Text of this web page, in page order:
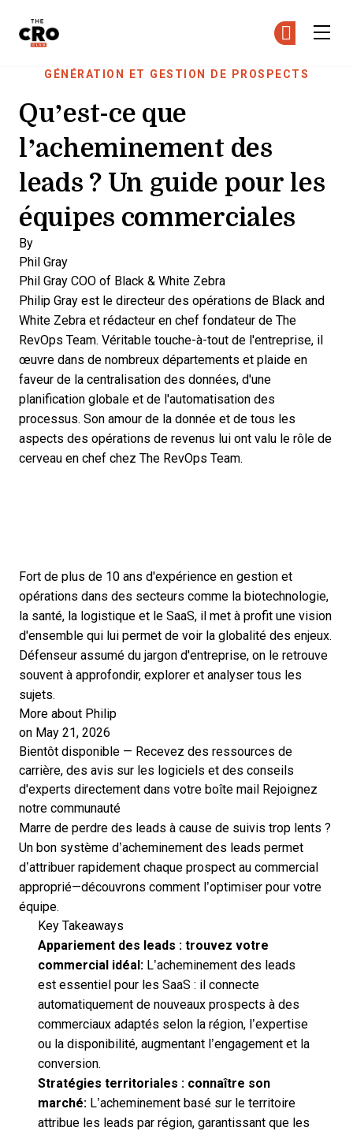
Skip to main content
GÉNÉRATION ET GESTION DE PROSPECTS
Qu’est-ce que
l’acheminement des
leads ? Un guide pour les
équipes commerciales
By
Phil Gray
Phil Gray COO of Black & White Zebra
Philip Gray est le directeur des opérations de Black and
White Zebra et rédacteur en chef fondateur de The
RevOps Team. Véritable touche-à-tout de l'entreprise, il
œuvre dans de nombreux départements et plaide en
faveur de la centralisation des données, d'une
planification globale et de l'automatisation des
processus. Son amour de la donnée et de tous les
aspects des opérations de revenus lui ont valu le rôle de
cerveau en chef chez The RevOps Team.
Fort de plus de 10 ans d'expérience en gestion et
opérations dans des secteurs comme la biotechnologie,
la santé, la logistique et le SaaS, il met à profit une vision
d'ensemble qui lui permet de voir la globalité des enjeux.
Défenseur assumé du jargon d'entreprise, on le retrouve
souvent à approfondir, explorer et analyser tous les
sujets.
More about Philip
on May 21, 2026
Bientôt disponible — Recevez des ressources de
carrière, des avis sur les logiciels et des conseils
d'experts directement dans votre boîte mail
Rejoignez
notre communauté
Marre de perdre des leads à cause de suivis trop lents ?
Un bon système d’acheminement des leads permet
d’attribuer rapidement chaque prospect au commercial
approprié—découvrons comment l’optimiser pour votre
équipe.
Key Takeaways
Appariement des leads : trouvez votre
commercial idéal: L’acheminement des leads
est essentiel pour les SaaS : il connecte
automatiquement de nouveaux prospects à des
commerciaux adaptés selon la région, l’expertise
ou la disponibilité, augmentant l’engagement et la
conversion.
Stratégies territoriales : connaître son
marché: L’acheminement basé sur le territoire
attribue les leads par région, garantissant que les